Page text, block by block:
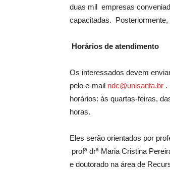
duas mil empresas
capacitadas.
Horários de atendimento
Os interessados devem
pelo e-mail ndc@unisanta.br .
horários: às quartas-feiras,
horas.
Eles serão orientados por
profª drª Maria Cristina
e doutorado na área de